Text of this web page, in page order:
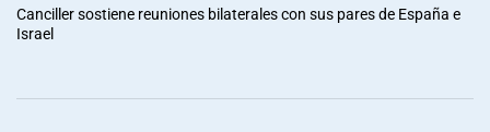
Canciller sostiene reuniones bilaterales con sus pares de España e
Israel